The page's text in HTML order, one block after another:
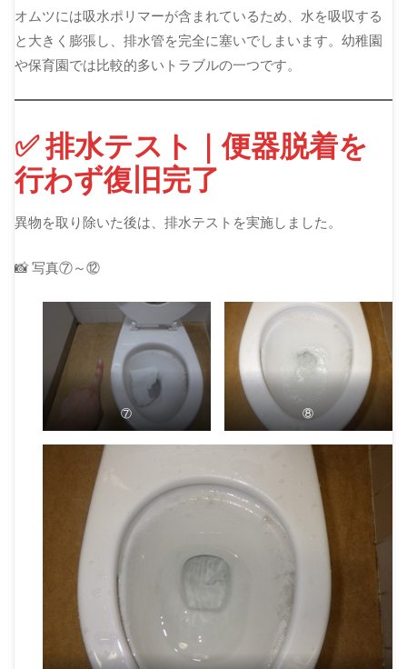
オムツには吸水ポリマーが含まれているため、水を吸収する
と大きく膨張し、排水管を完全に塞いでしまいます。幼稚園
や保育園では比較的多いトラブルの一つです。
✅ 排水テスト｜便器脱着を
行わず復旧完了
異物を取り除いた後は、排水テストを実施しました。
📸 写真⑦～⑫
⑦ ⑧